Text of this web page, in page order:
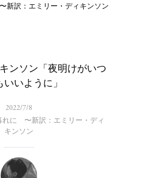
新訳：エミリー・ディキンソン
ンソン「夜明けがいつ
いように」
2022/7/8
れに 〜新訳：エミリー・ディ
キンソン